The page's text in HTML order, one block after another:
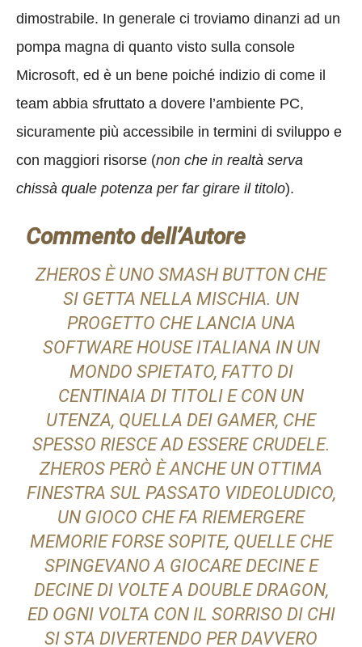
dimostrabile. In generale ci troviamo dinanzi ad un
pompa magna di quanto visto sulla console
Microsoft, ed è un bene poiché indizio di come il
team abbia sfruttato a dovere l’ambiente PC,
sicuramente più accessibile in termini di sviluppo e
con maggiori risorse (non che in realtà serva
chissà quale potenza per far girare il titolo).
Commento dell’Autore
ZHEROS È UNO SMASH BUTTON CHE
SI GETTA NELLA MISCHIA. UN
PROGETTO CHE LANCIA UNA
SOFTWARE HOUSE ITALIANA IN UN
MONDO SPIETATO, FATTO DI
CENTINAIA DI TITOLI E CON UN
UTENZA, QUELLA DEI GAMER, CHE
SPESSO RIESCE AD ESSERE CRUDELE.
ZHEROS PERÒ È ANCHE UN OTTIMA
FINESTRA SUL PASSATO VIDEOLUDICO,
UN GIOCO CHE FA RIEMERGERE
MEMORIE FORSE SOPITE, QUELLE CHE
SPINGEVANO A GIOCARE DECINE E
DECINE DI VOLTE A DOUBLE DRAGON,
ED OGNI VOLTA CON IL SORRISO DI CHI
SI STA DIVERTENDO PER DAVVERO